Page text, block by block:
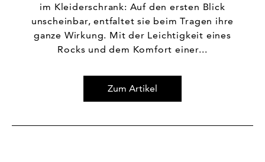
im Kleiderschrank: Auf den ersten Blick
unscheinbar, entfaltet sie beim Tragen ihre
ganze Wirkung. Mit der Leichtigkeit eines
Rocks und dem Komfort einer...
Zum Artikel